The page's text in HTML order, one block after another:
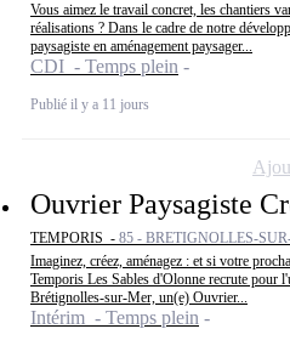
Vous aimez le travail concret, les chantiers
réalisations ? Dans le cadre de notre
paysagiste en aménagement paysager...
CDI - Temps plein
Publié il y a 11 jours
Ouvrier Paysagiste
TEMPORIS - 85 - BRETIGNOLLES-
Imaginez, créez, aménagez : et si votre
Temporis Les Sables d'Olonne recrute pour
Brétignolles-sur-Mer, un(e) Ouvrier...
Intérim - Temps plein